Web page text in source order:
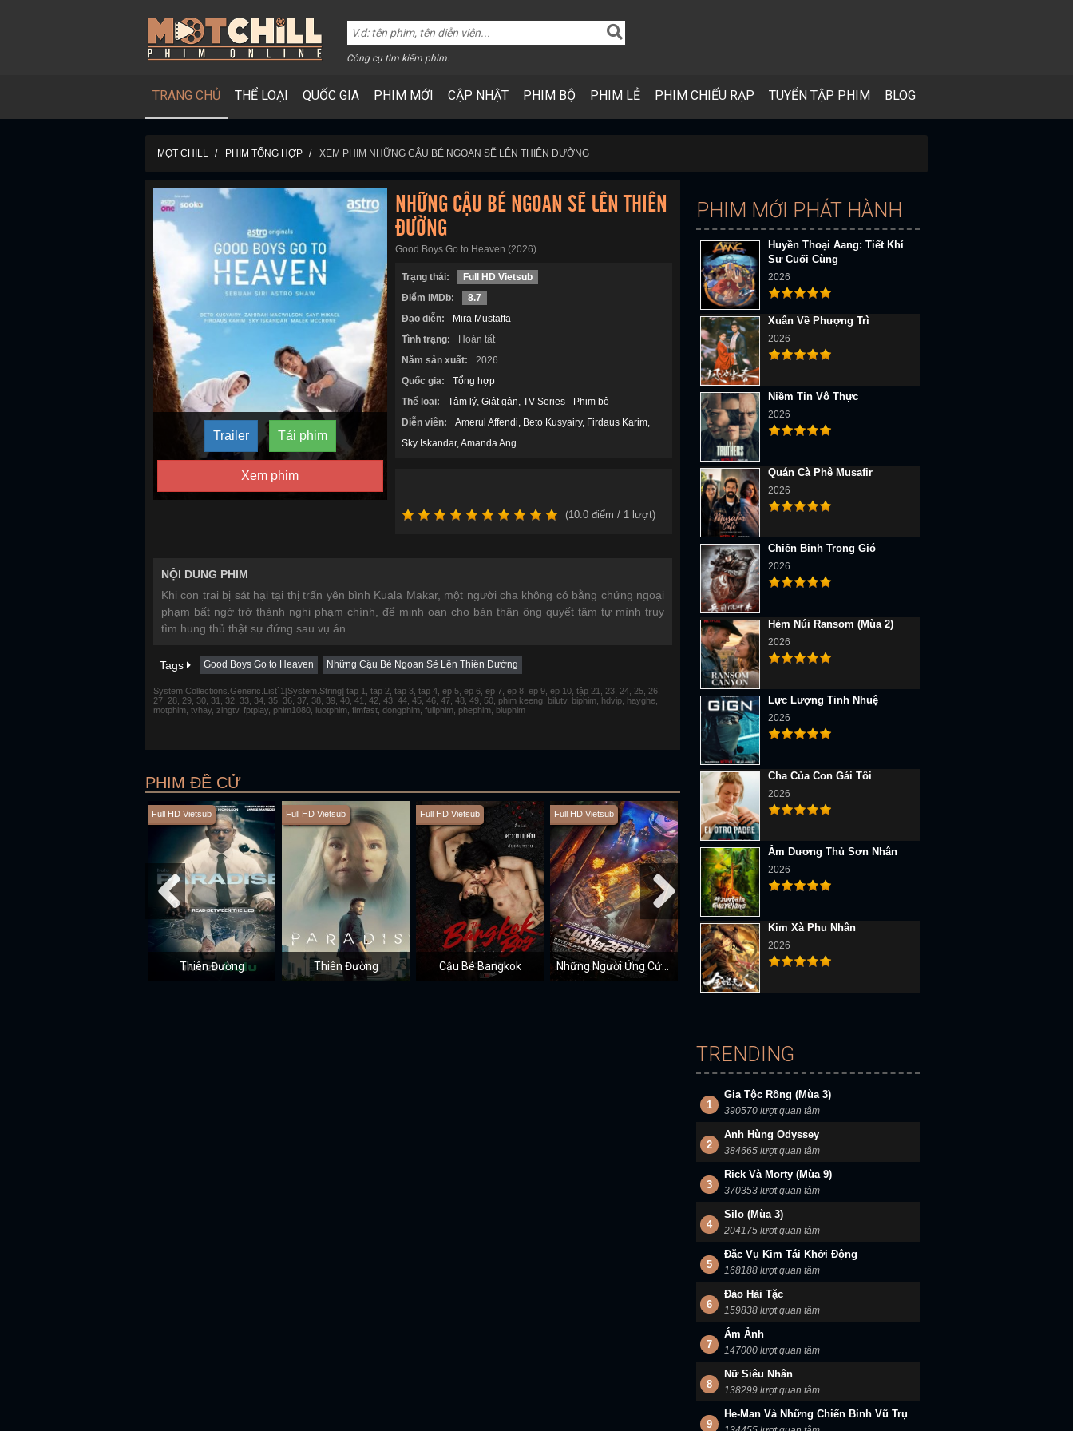
Công cụ tìm kiếm phim.
TRANG CHỦ THỂ LOẠI QUỐC GIA PHIM MỚI CẬP NHẬT PHIM BỘ PHIM LẺ PHIM CHIẾU RẠP TUYỂN TẬP PHIM BLOG
MỌT CHILL PHIM TỔNG HỢP XEM PHIM NHỮNG CẬU BÉ NGOAN SẼ LÊN THIÊN ĐƯỜNG
Trailer Tải phim
Xem phim
NHỮNG CẬU BÉ NGOAN SẼ LÊN THIÊN
ĐƯỜNG
Good Boys Go to Heaven (2026)
Trạng thái:
Full HD Vietsub
Điểm IMDb:
8.7
Đạo diễn:
Mira Mustaffa
Tình trạng:
Hoàn tất
Năm sản xuất:
2026
Quốc gia:
Tổng hợp
Thể loại:
Tâm lý Giật gân TV Series - Phim bộ
Diễn viên:
Amerul Affendi Beto Kusyairy
Firdaus Karim
Sky Iskandar Amanda Ang
(10.0điểm / 1lượt)
NỘI DUNG PHIM
Khi con trai bị sát hại tại thị trấn yên bình Kuala Makar, một người cha không có bằng chứng ngoại
phạm bất ngờ trở thành nghi phạm chính, để minh oan cho bản thân ông quyết tâm tự mình truy
tìm hung thủ thật sự đứng sau vụ án.
Tags Good Boys Go to Heaven Những Cậu Bé Ngoan Sẽ Lên Thiên Đường
System.Collections.Generic.List`1[System.String] tap 1, tap 2, tap 3, tap 4, ep 5, ep 6, ep 7, ep 8, ep 9, ep 10, tập 21, 23, 24, 25, 26,
27, 28, 29, 30, 31, 32, 33, 34, 35, 36, 37, 38, 39, 40, 41, 42, 43, 44, 45, 46, 47, 48, 49, 50, phim keeng, bilutv, biphim, hdvip, hayghe,
motphim, tvhay, zingtv, fptplay, phim1080, luotphim, fimfast, dongphim, fullphim, phephim, bluphim
PHIM ĐỀ CỬ
Full HD Vietsub
Thiên Đường
Full HD Vietsub
Thiên Đường
Full HD Vietsub
Cậu Bé Bangkok
Full HD Vietsub Full HD Vietsub
Nấc Thang Lên Thiên Đường
Full HD Vietsub
PHIM MỚI PHÁT HÀNH
Huyền Thoại Aang: Tiết Khí
Sư Cuối Cùng
2026
Xuân Về Phượng Trì
2026
Niềm Tin Vô Thực
2026
Quán Cà Phê Musafir
2026
Chiến Binh Trong Gió
2026
Hẻm Núi Ransom (Mùa 2)
2026
Lực Lượng Tinh Nhuệ
2026
Cha Của Con Gái Tôi
2026
Âm Dương Thủ Sơn Nhân
2026
Kim Xà Phu Nhân
2026
TRENDING
1
Gia Tộc Rồng (Mùa 3)
390570 lượt quan tâm
2
Anh Hùng Odyssey
384665 lượt quan tâm
3
Rick Và Morty (Mùa 9)
370353 lượt quan tâm
4
Silo (Mùa 3)
204175 lượt quan tâm
5
Đặc Vụ Kim Tái Khởi Động
168188 lượt quan tâm
6
Đảo Hải Tặc
159838 lượt quan tâm
7
Ám Ảnh
147000 lượt quan tâm
8
Nữ Siêu Nhân
138299 lượt quan tâm
9
He-Man Và Những Chiến Binh Vũ Trụ